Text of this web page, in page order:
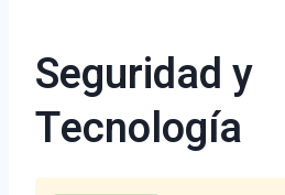
Seguridad y
Tecnología